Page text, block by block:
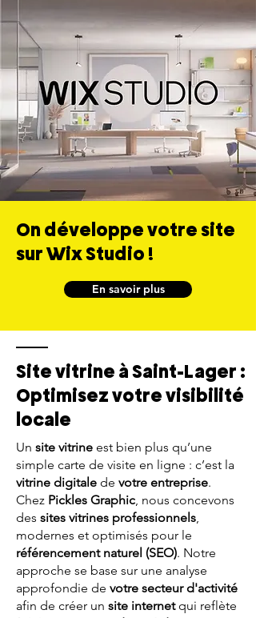
On développe votre site
sur Wix Studio !
En savoir plus
Site vitrine à Saint-Lager :
Optimisez votre visibilité
locale
Un site vitrine est bien plus qu’une
simple carte de visite en ligne : c’est la
vitrine digitale de votre entreprise.
Chez Pickles Graphic, nous concevons
des sites vitrines professionnels,
modernes et optimisés pour le
référencement naturel (SEO). Notre
approche se base sur une analyse
approfondie de votre secteur d'activité
afin de créer un site internetqui reflète